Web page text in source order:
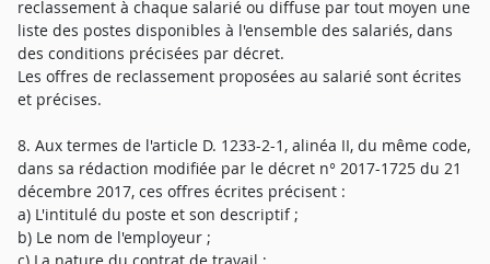
reclassement à chaque salarié ou diffuse par tout moyen une
liste des postes disponibles à l'ensemble des salariés, dans
des conditions précisées par décret.
Les offres de reclassement proposées au salarié sont écrites
et précises.
8. Aux termes de l'article D. 1233-2-1, alinéa II, du même code,
dans sa rédaction modifiée par le décret n° 2017-1725 du 21
décembre 2017, ces offres écrites précisent :
a) L'intitulé du poste et son descriptif ;
b) Le nom de l'employeur ;